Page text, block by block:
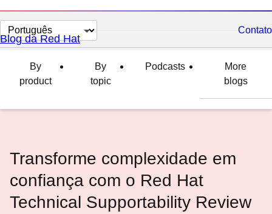
Selecionar
idioma
Contato
Blog da Red Hat
By
product
By
topic
Podcasts
More
blogs
Transforme complexidade em
confiança com o Red Hat
Technical Supportability Review